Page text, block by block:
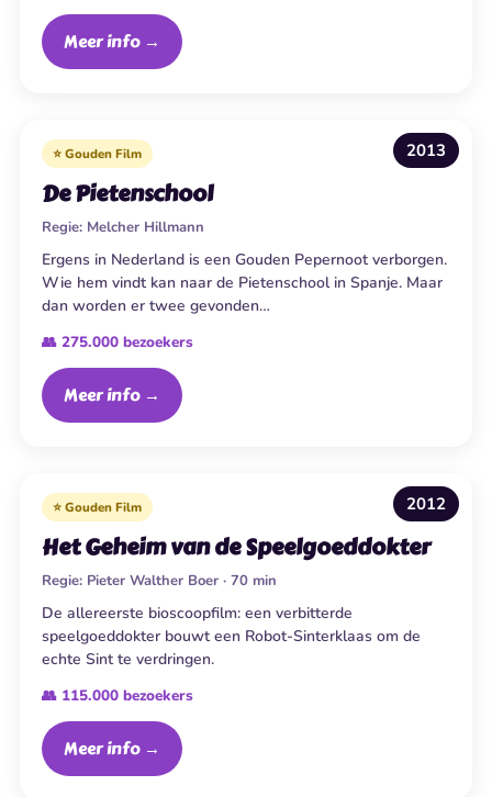
Meer info →
2013
⭐ Gouden Film
De Pietenschool
Regie: Melcher Hillmann
Ergens in Nederland is een Gouden Pepernoot verborgen.
Wie hem vindt kan naar de Pietenschool in Spanje. Maar
dan worden er twee gevonden…
👥 275.000 bezoekers
Meer info →
2012
⭐ Gouden Film
Het Geheim van de Speelgoeddokter
Regie: Pieter Walther Boer · 70 min
De allereerste bioscoopfilm: een verbitterde
speelgoeddokter bouwt een Robot-Sinterklaas om de
echte Sint te verdringen.
👥 115.000 bezoekers
Meer info →